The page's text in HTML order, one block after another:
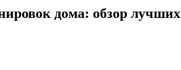
дома: обзор лучших